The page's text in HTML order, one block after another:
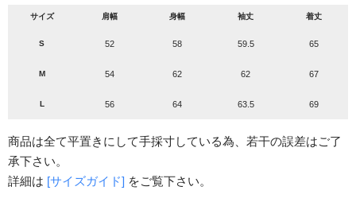
サイズ 肩幅 身幅 袖丈 着丈
S 52 58 59.5 65
M 54 62 62 67
L 56 64 63.5 69
商品は全て平置きにして手採寸している為、若干の誤差はご了
承下さい。
詳細は [サイズガイド] をご覧下さい。